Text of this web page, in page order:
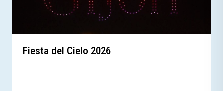
Fiesta del Cielo 2026